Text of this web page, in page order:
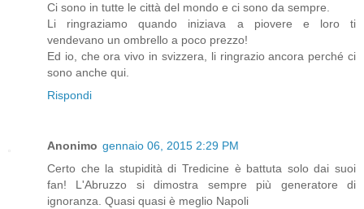
Ci sono in tutte le città del mondo e ci sono da sempre.
Li ringraziamo quando iniziava a piovere e loro ti
vendevano un ombrello a poco prezzo!
Ed io, che ora vivo in svizzera, li ringrazio ancora perché ci
sono anche qui.
Rispondi
Anonimo gennaio 06, 2015 2:29 PM
Certo che la stupidità di Tredicine è battuta solo dai suoi
fan! L'Abruzzo si dimostra sempre più generatore di
ignoranza. Quasi quasi è meglio Napoli